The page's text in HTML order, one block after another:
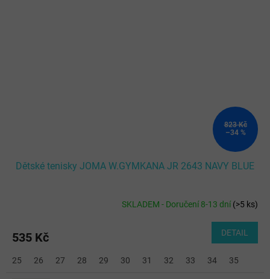
823 Kč
–34 %
Dětské tenisky JOMA W.GYMKANA JR 2643 NAVY BLUE
SKLADEM - Doručení 8-13 dní(>5 ks)
535 Kč DETAIL
25 26 27 28 29 30 31 32 33 34 35